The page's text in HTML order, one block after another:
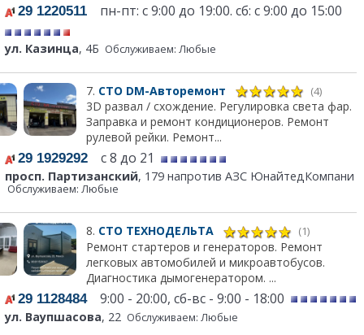
29 1220511 пн-пт: с 9:00 до 19:00. сб: с 9:00 до 15:00
ул. Казинца, 4Б Обслуживаем: Любые
7. СТО DM-Авторемонт (4)
3D развал / схождение. Регулировка света фар.
Заправка и ремонт кондиционеров. Ремонт
рулевой рейки. Ремонт...
29 1929292 с 8 до 21
просп. Партизанский, 179 напротив АЗС ЮнайтедКомпани
Обслуживаем: Любые
8. СТО ТЕХНОДЕЛЬТА (1)
Ремонт стартеров и генераторов. Ремонт
легковых автомобилей и микроавтобусов.
Диагностика дымогенератором. ...
29 11284849:00 - 20:00, сб-вс - 9:00 - 18:00
ул. Ваупшасова, 22 Обслуживаем: Любые